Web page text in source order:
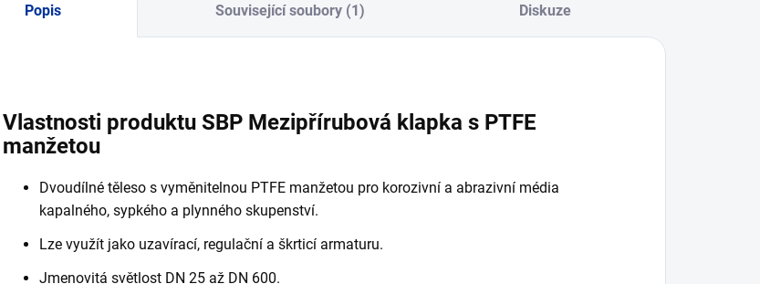
Popis Související soubory (1) Diskuze
Vlastnosti produktu SBP Mezipřírubová klapka s PTFE
manžetou
Dvoudílné těleso s vyměnitelnou PTFE manžetou pro korozivní a abrazivní média
kapalného, sypkého a plynného skupenství.
Lze využít jako uzavírací, regulační a škrticí armaturu.
Jmenovitá světlost DN 25 až DN 600.